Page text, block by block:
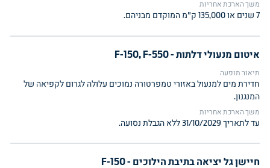
משך הארכת אחריות
7 שנים או 135,000 ק"מ המוקדם מבניהם.
איטום מנעולי דלתות - F-150, F-550
תיאור תופעה
חדירת מים למנעול באזורי טמפרטורה נמוכים עלולה לגרום לקפיאה של
המנגנון.
משך הארכת אחריות
עד לתאריך 31/10/2029 ללא הגבלת נסועה.
חיישן גל יציאה בתיבת הילוכים - F-150